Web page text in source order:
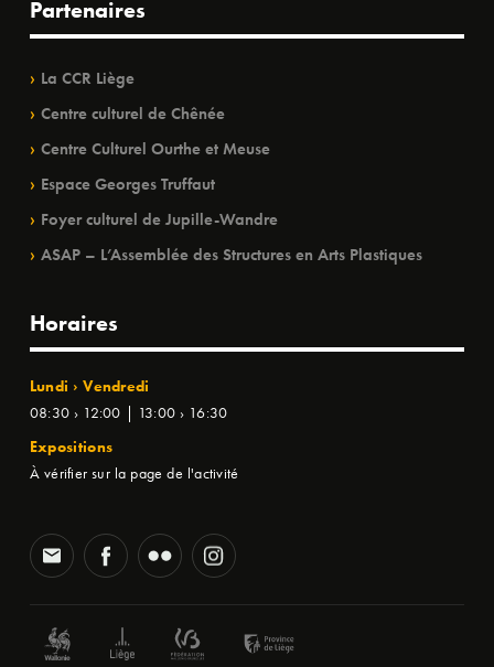
Partenaires
La CCR Liège
Centre culturel de Chênée
Centre Culturel Ourthe et Meuse
Espace Georges Truffaut
Foyer culturel de Jupille-Wandre
ASAP – L’Assemblée des Structures en Arts Plastiques
Horaires
Lundi › Vendredi
08:30 › 12:00 | 13:00 › 16:30
Expositions
À vérifier sur la page de l'activité